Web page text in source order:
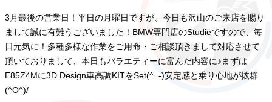
3月最後の営業日！平日の月曜日ですが、今日も沢山のご来店を賜り
まして誠に有難うございました！BMW専門店のStudieですので、毎
日元気に！多種多様な作業をご用命・ご相談頂きまして対応させて
頂いておりまして、本日もバラエティーに富んだ内容に♪まずは
E85Z4Mに3D Design車高調KITをSet(^_-)安定感と乗り心地が抜群
(^O^)/